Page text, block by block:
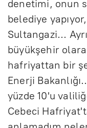
denetimi, onun
belediye
Sultangazi...
büyükşehir
hafriyattan bir
Enerji
yüzde 10'u
Cebeci